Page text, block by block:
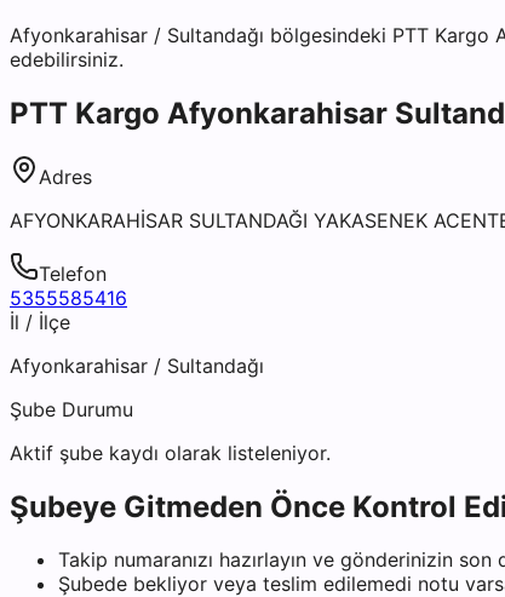
Afyonkarahisar / Sultandağı bölgesindeki PTT Kargo
edebilirsiniz.
PTT Kargo Afyonkarahisar
Adres
AFYONKARAHİSAR SULTANDAĞI YAKASENEK
Telefon
5355585416
İl / İlçe
Afyonkarahisar / Sultandağı
Şube Durumu
Aktif şube kaydı olarak listeleniyor.
Şubeye Gitmeden Önce Kontrol
Takip numaranızı hazırlayın ve gönderinizin
Şubede bekliyor veya teslim edilemedi notu